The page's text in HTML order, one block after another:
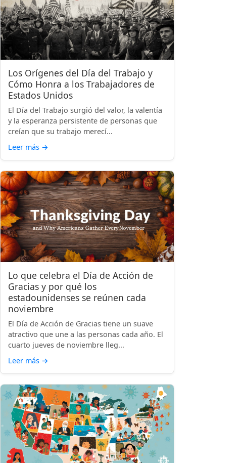
Los Orígenes del Día del Trabajo y
Cómo Honra a los Trabajadores de
Estados Unidos
El Día del Trabajo surgió del valor, la valentía
y la esperanza persistente de personas que
creían que su trabajo merecí...
Leer más →
Lo que celebra el Día de Acción de
Gracias y por qué los
estadounidenses se reúnen cada
noviembre
El Día de Acción de Gracias tiene un suave
atractivo que une a las personas cada año. El
cuarto jueves de noviembre lleg...
Leer más →